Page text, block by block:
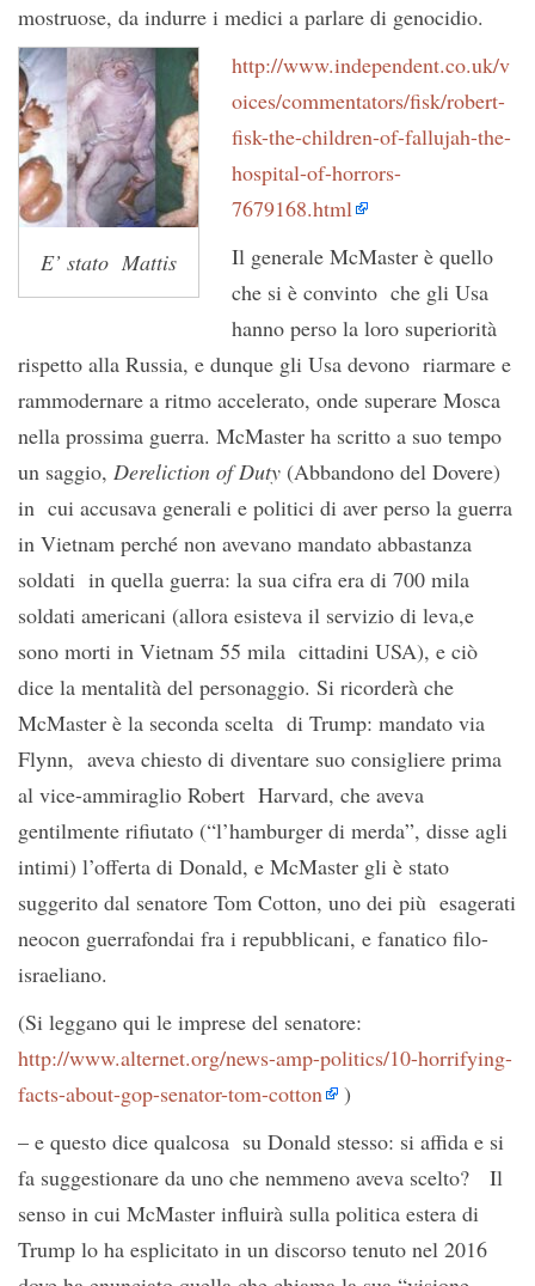
mostruose, da indurre i medici a parlare di genocidio.
E’ stato Mattis
http://www.independent.co.uk/v
oices/commentators/fisk/robert-
fisk-the-children-of-fallujah-the-
hospital-of-horrors-
7679168.html
Il generale McMaster è quello
che si è convinto che gli Usa
hanno perso la loro superiorità
rispetto alla Russia, e dunque gli Usa devono riarmare e
rammodernare a ritmo accelerato, onde superare Mosca
nella prossima guerra. McMaster ha scritto a suo tempo
un saggio, Dereliction of Duty (Abbandono del Dovere)
in cui accusava generali e politici di aver perso la guerra
in Vietnam perché non avevano mandato abbastanza
soldati in quella guerra: la sua cifra era di 700 mila
soldati americani (allora esisteva il servizio di leva,e
sono morti in Vietnam 55 mila cittadini USA), e ciò
dice la mentalità del personaggio. Si ricorderà che
McMaster è la seconda scelta di Trump: mandato via
Flynn, aveva chiesto di diventare suo consigliere prima
al vice-ammiraglio Robert Harvard, che aveva
gentilmente rifiutato (“l’hamburger di merda”, disse agli
intimi) l’offerta di Donald, e McMaster gli è stato
suggerito dal senatore Tom Cotton, uno dei più esagerati
neocon guerrafondai fra i repubblicani, e fanatico filo-
israeliano.
(Si leggano qui le imprese del senatore:
http://www.alternet.org/news-amp-politics/10-horrifying-
facts-about-gop-senator-tom-cotton
)
– e questo dice qualcosa su Donald stesso: si affida e si
fa suggestionare da uno che nemmeno aveva scelto? Il
senso in cui McMaster influirà sulla politica estera di
Trump lo ha esplicitato in un discorso tenuto nel 2016